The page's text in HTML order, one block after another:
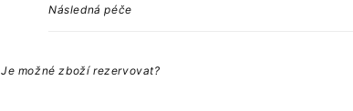
Následná péče
Je možné zboží rezervovat?